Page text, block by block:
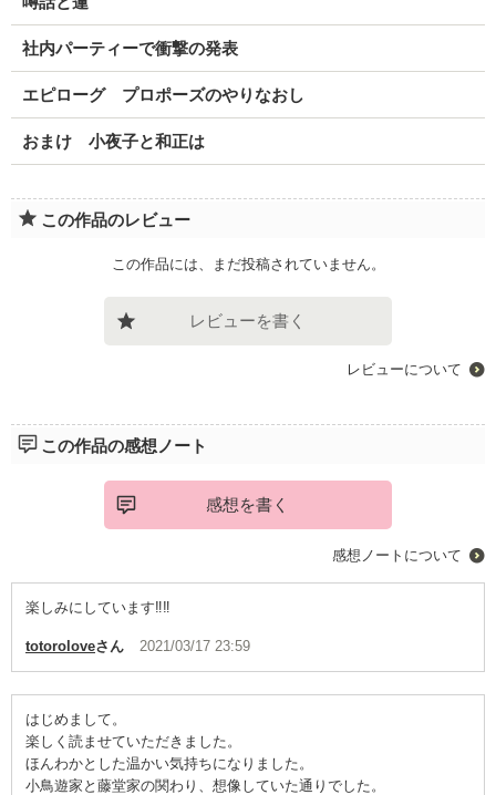
社内パーティーで衝撃の発表
エピローグ プロポーズのやりなおし
おまけ 小夜子と和正は
この作品のレビュー
この作品には、まだ投稿されていません。
レビューを書く
レビューについて
この作品の感想ノート
感想を書く
感想ノートについて
楽しみにしています‼️‼️
totoroloveさん 2021/03/17 23:59
はじめまして。
楽しく読ませていただきました。
ほんわかとした温かい気持ちになりました。
小鳥遊家と藤堂家の関わり、想像していた通りでした。